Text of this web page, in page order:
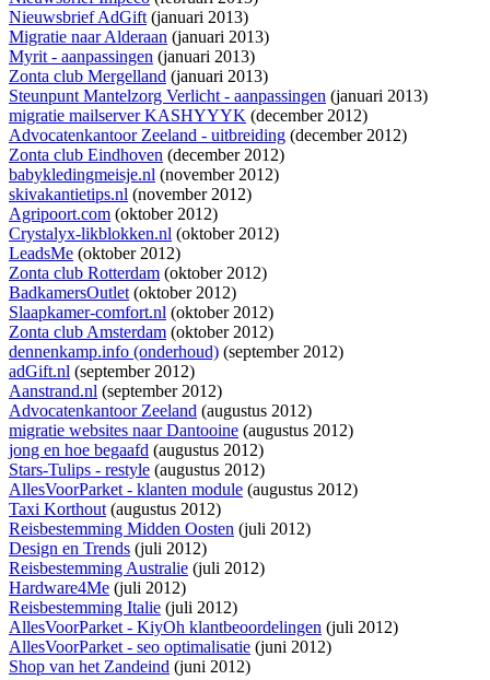
Nieuwsbrief AdGift(januari 2013)
Migratie naar Alderaan (januari 2013)
Myrit - aanpassingen (januari 2013)
Zonta club Mergelland (januari 2013)
Steunpunt Mantelzorg Verlicht - aanpassingen (januari 2013)
migratie mailserver KASHYYYK (december 2012)
Advocatenkantoor Zeeland - uitbreiding (december 2012)
Zonta club Eindhoven (december 2012)
babykledingmeisje.nl (november 2012)
skivakantietips.nl (november 2012)
Agripoort.com (oktober 2012)
Crystalyx-likblokken.nl (oktober 2012)
LeadsMe (oktober 2012)
Zonta club Rotterdam (oktober 2012)
BadkamersOutlet(oktober 2012)
Slaapkamer-comfort.nl (oktober 2012)
Zonta club Amsterdam (oktober 2012)
dennenkamp.info (onderhoud) (september 2012)
adGift.nl (september 2012)
Aanstrand.nl (september 2012)
Advocatenkantoor Zeeland (augustus 2012)
migratie websites naar Dantooine (augustus 2012)
jong en hoe begaafd (augustus 2012)
Stars-Tulips - restyle (augustus 2012)
AllesVoorParket - klanten module (augustus 2012)
Taxi Korthout(augustus 2012)
Reisbestemming Midden Oosten (juli 2012)
Design en Trends (juli 2012)
Reisbestemming Australie (juli 2012)
Hardware4Me (juli 2012)
Reisbestemming Italie (juli 2012)
AllesVoorParket - KiyOh klantbeoordelingen (juli 2012)
AllesVoorParket - seo optimalisatie (juni 2012)
Shop van het Zandeind (juni 2012)